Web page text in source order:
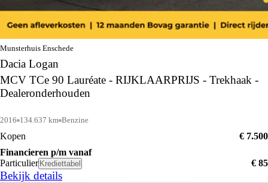
Munsterhuis Enschede
Dacia Logan
MCV TCe 90 Lauréate - RIJKLAARPRIJS - Trekhaak -
Dealeronderhouden
2016 134.637 km Benzine
Kopen
€ 7.500
Financieren p/m vanaf
Particulier Krediettabel € 85
Bekijk details